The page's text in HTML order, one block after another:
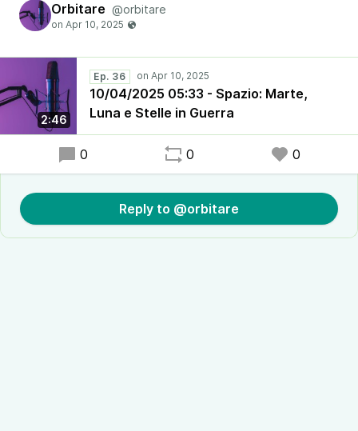
Orbitare @orbitare
2:46
Ep. 36
10/04/2025 05:33 - Spazio: Marte,
Luna e Stelle in Guerra
0 0 0
Reply to @orbitare